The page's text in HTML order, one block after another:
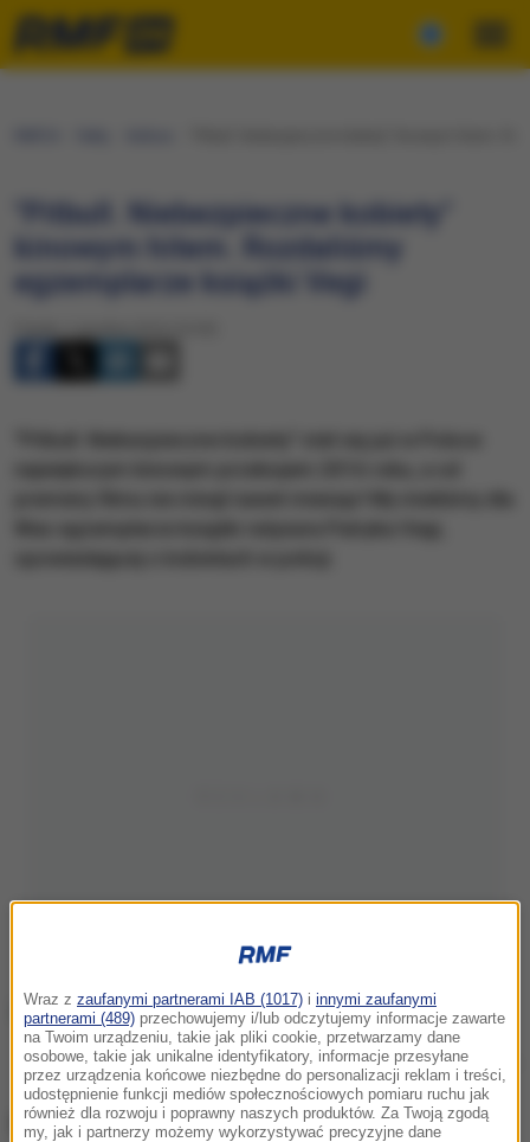
"Pitbull. Niebezpieczne kobiety"
kinowym hitem. Rozdaliśmy
egzemplarze książki Vegi
Okładka książki
Egzemplarze książki "Niebezpieczne kobiety"
Wraz z zaufanymi partnerami IAB (1017) i innymi zaufanymi
partnerami (489) przechowujemy i/lub odczytujemy informacje zawarte
na Twoim urządzeniu, takie jak pliki cookie, przetwarzamy dane
osobowe, takie jak unikalne identyfikatory, informacje przesyłane
przez urządzenia końcowe niezbędne do personalizacji reklam i treści,
udostępnienie funkcji mediów społecznościowych pomiaru ruchu jak
również dla rozwoju i poprawny naszych produktów. Za Twoją zgodą
my, jak i partnerzy możemy wykorzystywać precyzyjne dane